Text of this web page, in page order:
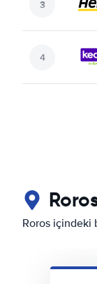
Roros içindeki